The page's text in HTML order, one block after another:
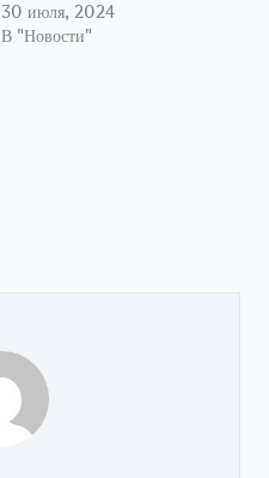
30 июля, 2024
В "Новости"